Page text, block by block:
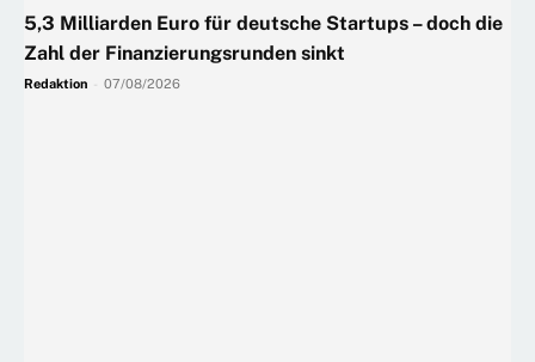
5,3 Milliarden Euro für deutsche Startups – doch die
Zahl der Finanzierungsrunden sinkt
Redaktion 07/08/2026